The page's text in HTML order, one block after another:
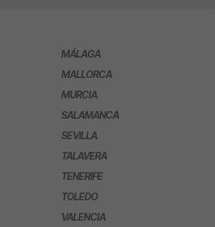
MÁLAGA
MALLORCA
MURCIA
SALAMANCA
SEVILLA
TALAVERA
TENERIFE
TOLEDO
VALENCIA